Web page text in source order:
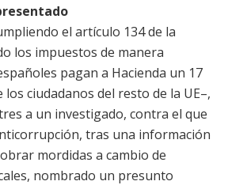
el artículo 134 de la
los impuestos de manera
pagan a Hacienda un 17
ciudadanos del resto de la UE–,
a un investigado, contra el que
tras una información
mordidas a cambio de
nombrado un presunto